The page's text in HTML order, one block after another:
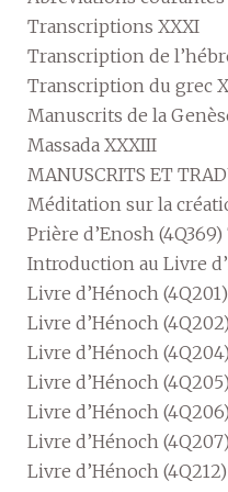
Transcriptions XXXI
Transcription de
Transcription du grec
Manuscrits de la
Massada XXXIII
MANUSCRITS ET
Méditation sur la
Prière d’Enosh (4Q369)
Introduction au Livre
Livre d’Hénoch (4Q201)
Livre d’Hénoch
Livre d’Hénoch
Livre d’Hénoch
Livre d’Hénoch
Livre d’Hénoch
Livre d’Hénoch (4Q212)